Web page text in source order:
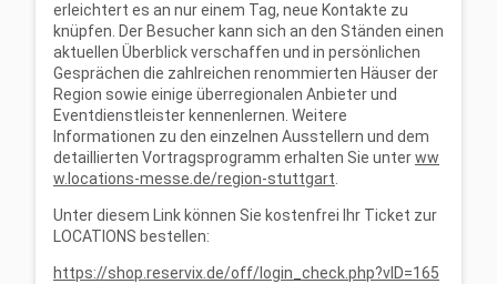
erleichtert es an nur einem Tag, neue Kontakte zu
knüpfen. Der Besucher kann sich an den Ständen einen
aktuellen Überblick verschaffen und in persönlichen
Gesprächen die zahlreichen renommierten Häuser der
Region sowie einige überregionalen Anbieter und
Eventdienstleister kennenlernen. Weitere
Informationen zu den einzelnen Ausstellern und dem
detaillierten Vortragsprogramm erhalten Sie unterww
w.locations-messe.de/region-stuttgart
Unter diesem Link können Sie kostenfrei Ihr Ticket zur
LOCATIONS bestellen:
https://shop.reservix.de/off/login_check.php?vID=165